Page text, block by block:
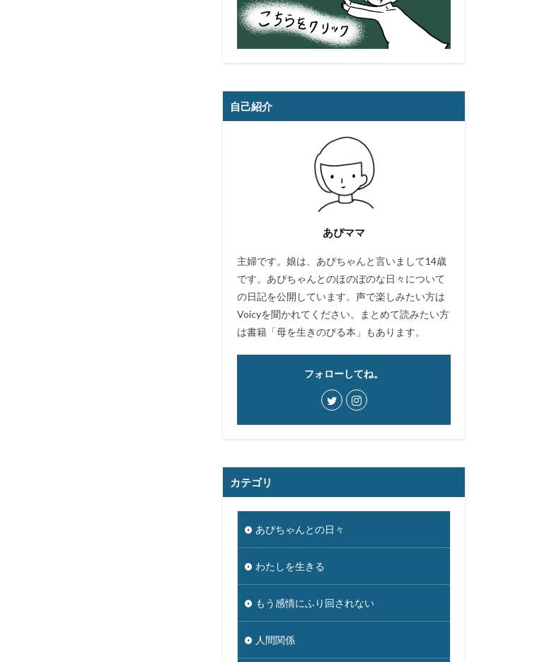
自己紹介
あぴママ
主婦です。娘は、あぴちゃんと言いまして14歳
です。あぴちゃんとのほのぼのな日々について
の日記を公開しています。声で楽しみたい方は
Voicyを聞かれてください。まとめて読みたい方
は書籍「母を生きのびる本」もあります。
フォローしてね。
カテゴリ
あぴちゃんとの日々
わたしを生きる
もう感情にふり回されない
人間関係